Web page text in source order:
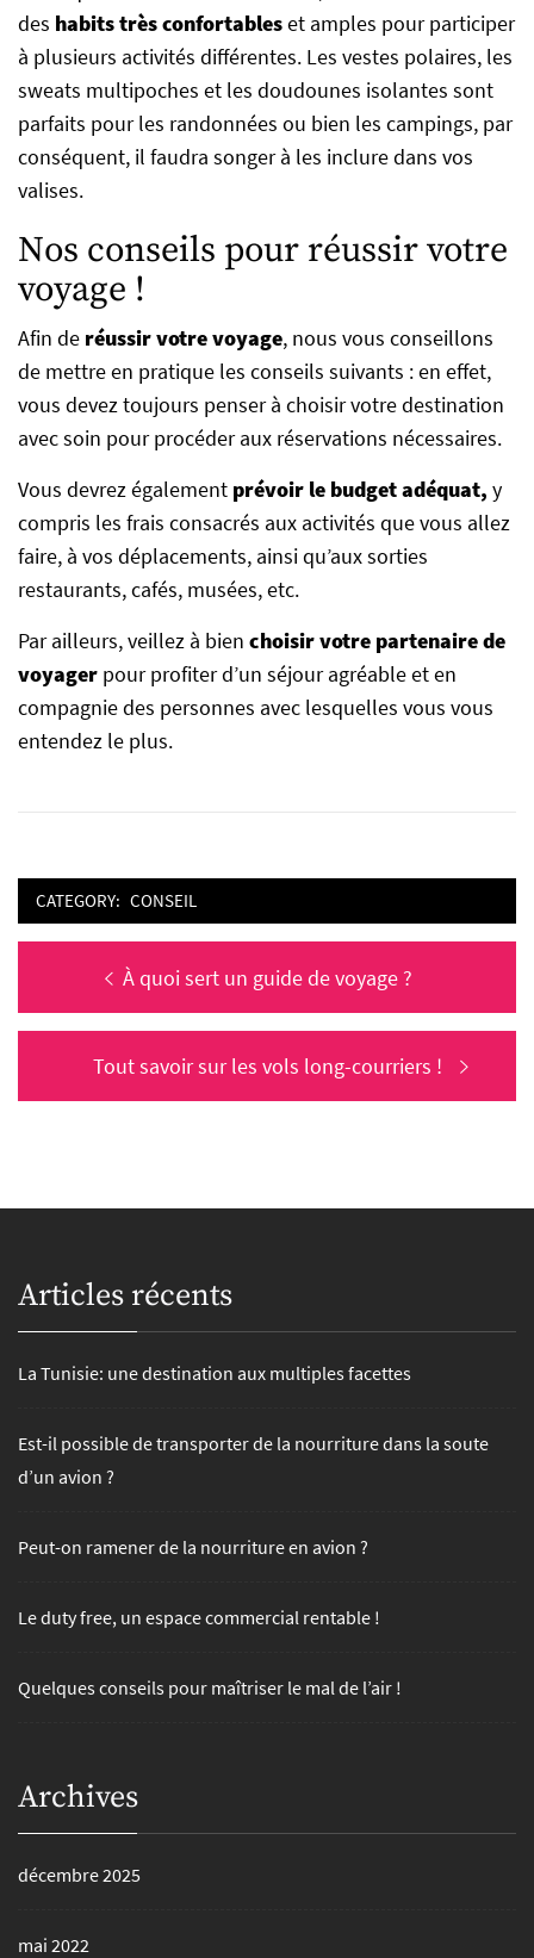
des habits très confortableset amples pour participer
à plusieurs activités différentes. Les vestes polaires, les
sweats multipoches et les doudounes isolantes sont
parfaits pour les randonnées ou bien les campings, par
conséquent, il faudra songer à les inclure dans vos
valises.
Nos conseils pour réussir votre
voyage !
Afin de réussir votre voyage, nous vous conseillons
de mettre en pratique les conseils suivants : en effet,
vous devez toujours penser à choisir votre destination
avec soin pour procéder aux réservations nécessaires.
Vous devrez également prévoir le budget adéquat, y
compris les frais consacrés aux activités que vous allez
faire, à vos déplacements, ainsi qu’aux sorties
restaurants, cafés, musées, etc.
Par ailleurs, veillez à bien choisir votre partenaire de
voyager pour profiter d’un séjour agréable et en
compagnie des personnes avec lesquelles vous vous
entendez le plus.
CATEGORY: CONSEIL
Navigation
l’article
Previous
post:
À quoi sert un guide de voyage ?
Next
post:
Tout savoir sur les vols long-courriers !
Articles récents
La Tunisie: une destination aux multiples facettes
Est-il possible de transporter de la nourriture dans la soute
d’un avion ?
Peut-on ramener de la nourriture en avion ?
Le duty free, un espace commercial rentable !
Quelques conseils pour maîtriser le mal de l’air !
Archives
décembre 2025
mai 2022